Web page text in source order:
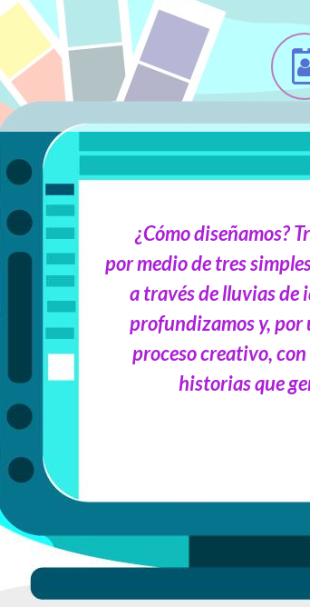
¿Cómo diseñamos?
por medio de tres
a través de lluvias de
profundizamos y, por
proceso creativo,
historias que